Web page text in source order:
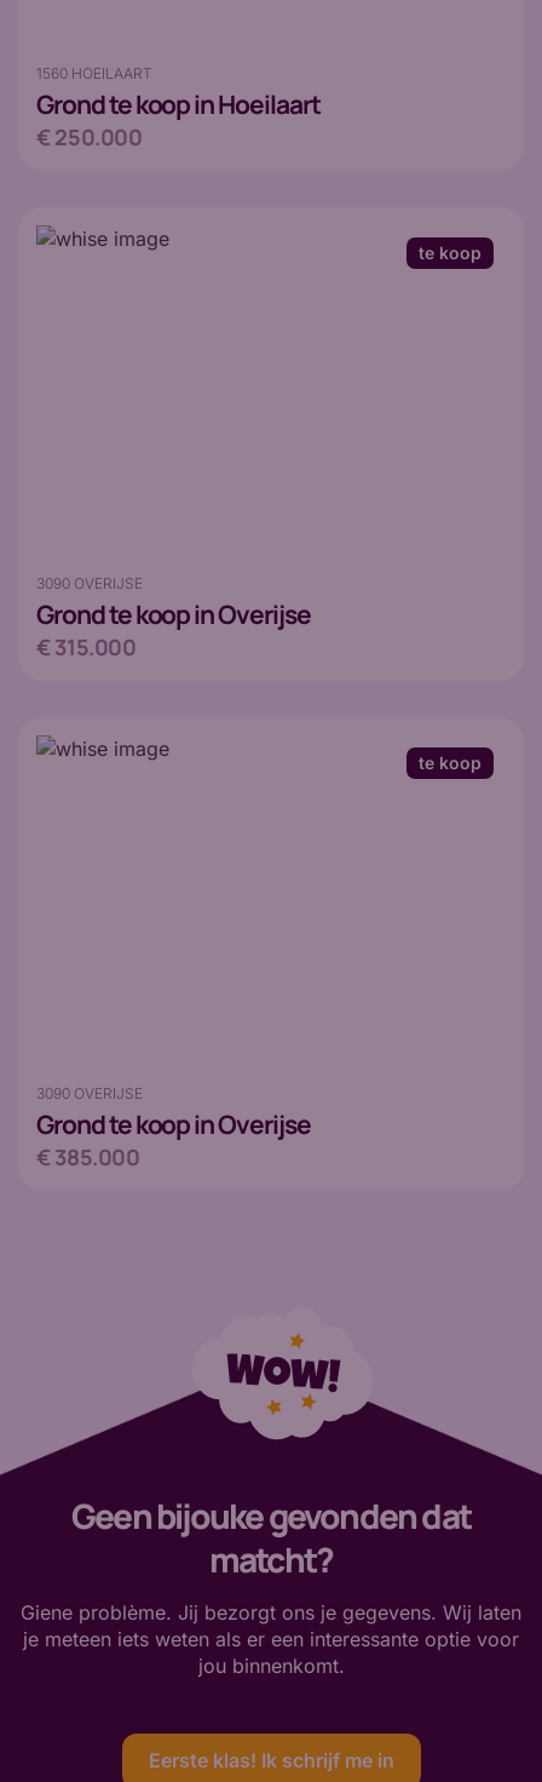
1560 HOEILAART
Grondte koop in Hoeilaart
€ 250.000
3090 OVERIJSE
Grondte koop in Overijse
€ 315.000
te koop
3090 OVERIJSE
Grondte koop in Overijse
€ 385.000
te koop
Geen bijouke gevonden dat
matcht?
Giene problème. Jij bezorgt ons je gegevens. Wij laten
je meteen iets weten als er een interessante optie voor
jou binnenkomt.
Eerste klas! Ik schrijf me in